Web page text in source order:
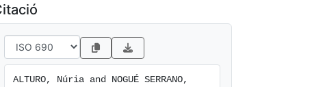
ALTURO, Núria and NOGUÉ SERRANO,